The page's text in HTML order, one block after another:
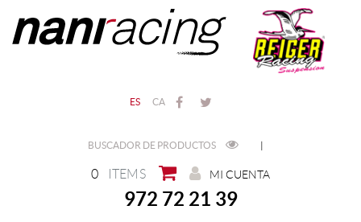
ES CA
BUSCADOR DE PRODUCTOS |
0 ITEMS MI CUENTA
972 72 21 39